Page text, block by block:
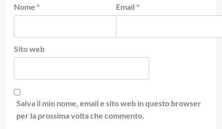
Nome * Email *
Sito web
Salva il mio nome, email e sito web in questo browser
per la prossima volta che commento.